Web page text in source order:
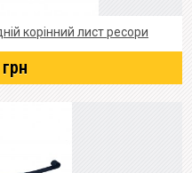
корінний лист ресори
грн